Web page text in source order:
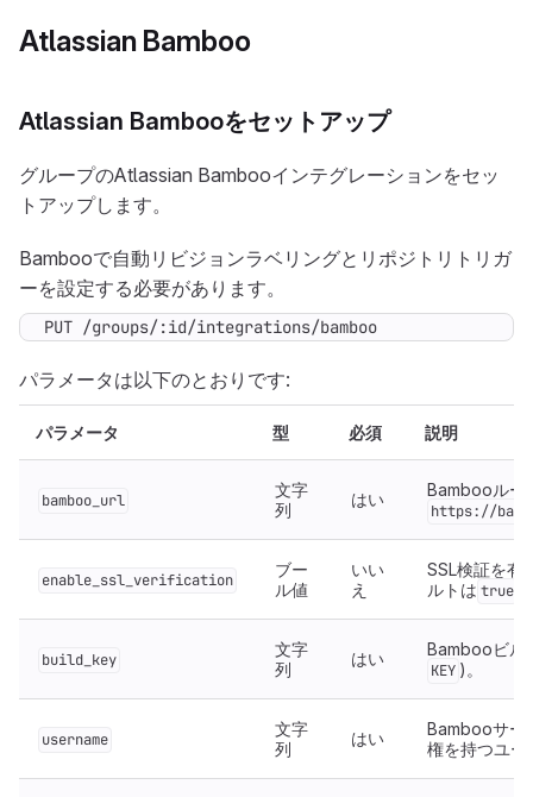
Atlassian Bamboo
Atlassian Bambooをセットアップ
グループのAtlassian Bambooインテグレーションをセッ
トアップします。
Bambooで自動リビジョンラベリングとリポジトリトリガ
ーを設定する必要があります。
PUT /groups/:id/integrations/bamboo
パラメータは以下のとおりです:
パラメータ 型 必須 説明
bamboo_url
文字
列
はい Bambooルー
https://
enable_ssl_verification
ブー
ル値
いい
え
SSL検証を有
ルトは true
build_key
文字
列
はい Bambooビル
KEY )。
username
文字
列
はい
Bambooサー
権を持つユー